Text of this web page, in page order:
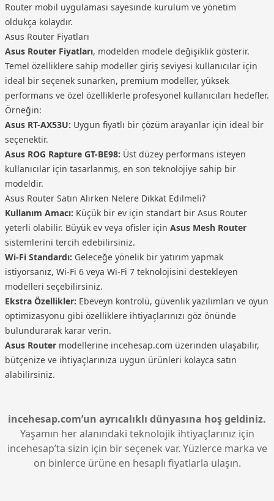
Router mobil uygulaması sayesinde kurulum ve yönetim
oldukça kolaydır.
Asus Router Fiyatları
Asus Router Fiyatları, modelden modele değişiklik gösterir.
Temel özelliklere sahip modeller giriş seviyesi kullanıcılar için
ideal bir seçenek sunarken, premium modeller, yüksek
performans ve özel özelliklerle profesyonel kullanıcıları hedefler.
Örneğin:
Asus RT-AX53U: Uygun fiyatlı bir çözüm arayanlar için ideal bir
seçenektir.
Asus ROG Rapture GT-BE98: Üst düzey performans isteyen
kullanıcılar için tasarlanmış, en son teknolojiye sahip bir
modeldir.
Asus Router Satın Alırken Nelere Dikkat Edilmeli?
Kullanım Amacı: Küçük bir ev için standart bir Asus Router
yeterli olabilir. Büyük ev veya ofisler için Asus Mesh Router
sistemlerini tercih edebilirsiniz.
Wi-Fi Standardı: Geleceğe yönelik bir yatırım yapmak
istiyorsanız, Wi-Fi 6 veya Wi-Fi 7 teknolojisini destekleyen
modelleri seçebilirsiniz.
Ekstra Özellikler: Ebeveyn kontrolü, güvenlik yazılımları ve oyun
optimizasyonu gibi özelliklere ihtiyaçlarınızı göz önünde
bulundurarak karar verin.
Asus Router modellerine incehesap.com üzerinden ulaşabilir,
bütçenize ve ihtiyaçlarınıza uygun ürünleri kolayca satın
alabilirsiniz.
incehesap.com’un ayrıcalıklı dünyasına hoş geldiniz.
Yaşamın her alanındaki teknolojik ihtiyaçlarınız için
incehesap’ta sizin için bir seçenek var. Yüzlerce marka ve
on binlerce ürüne en hesaplı fiyatlarla ulaşın.